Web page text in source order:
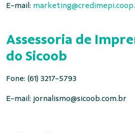
E-mail:
Assessoria de
do Sicoob
Fone: (61) 3217-5793
E-mail: jornalismo@sicoob.com.br